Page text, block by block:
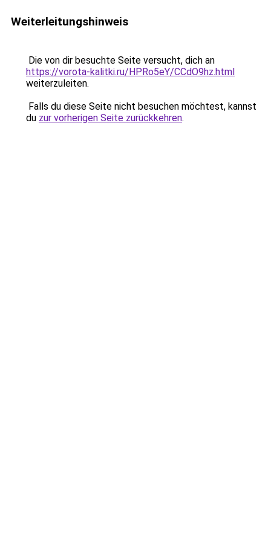
Weiterleitungshinweis
Die von dir besuchte Seite versucht, dich an
https://vorota-kalitki.ru/HPRo5eY/CCdO9hz.html
weiterzuleiten.
Falls du diese Seite nicht besuchen möchtest, kannst
du zur vorherigen Seite zurückkehren.